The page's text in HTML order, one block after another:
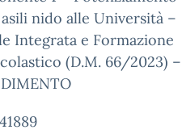
nido alle Università –
Integrata e Formazione
(D.M. 66/2023) –